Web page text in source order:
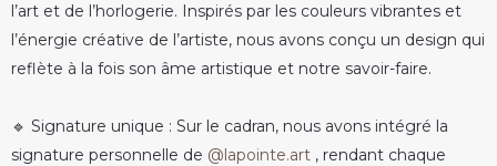
l’art et de l’horlogerie. Inspirés par les couleurs vibrantes et
l’énergie créative de l’artiste, nous avons conçu un design qui
reflète à la fois son âme artistique et notre savoir-faire.
🔹 Signature unique : Sur le cadran, nous avons intégré la
signature personnelle de @lapointe.art , rendant chaque